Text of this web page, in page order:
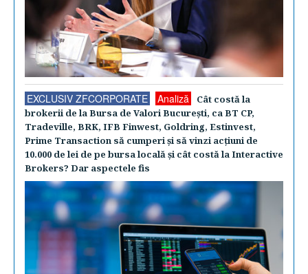
EXCLUSIV ZFCORPORATE Analiză
Cât costă la
brokerii de la Bursa de Valori Bucureşti, ca BT CP,
Tradeville, BRK, IFB Finwest, Goldring, Estinvest,
Prime Transaction să cumperi şi să vinzi acţiuni de
10.000 de lei de pe bursa locală şi cât costă la Interactive
Brokers? Dar aspectele fis